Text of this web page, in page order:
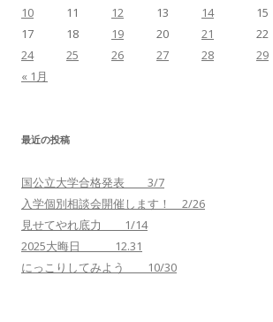
ン
« 1月
10
11 12 13 14 15
17
18 19 20 21 22
24
25 26 27 28 29
最近の投稿
国公立大学合格発表 3/7
入学個別相談会開催します！ 2/26
見せてやれ底力 1/14
2025大晦日 12.31
にっこりしてみよう 10/30